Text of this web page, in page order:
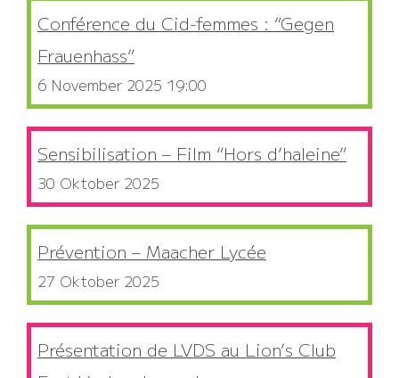
Conférence du Cid-femmes : “Gegen
Frauenhass”
6 November 2025 19:00
Sensibilisation – Film “Hors d’haleine”
30 Oktober 2025
Prévention – Maacher Lycée
27 Oktober 2025
Présentation de LVDS au Lion’s Club